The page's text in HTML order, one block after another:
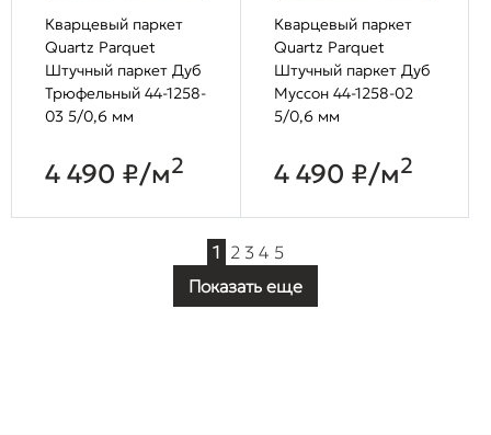
Кварцевый паркет
Quartz Parquet
Штучный паркет Дуб
Трюфельный 44-1258-
03 5/0,6 мм
4 490 ₽/м2
Кварцевый паркет
Quartz Parquet
Штучный паркет Дуб
Муссон 44-1258-02
5/0,6 мм
4 490 ₽/м2
1 2 3 4 5
Показать еще